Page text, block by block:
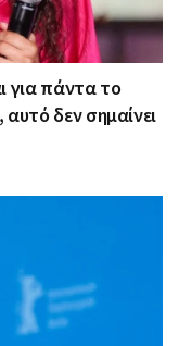
για πάντα το
δεν σημαίνει